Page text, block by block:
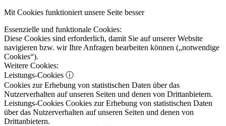
Mit Cookies funktioniert unsere Seite besser
Essenzielle und funktionale Cookies:
Diese Cookies sind erforderlich, damit Sie auf unserer Website
navigieren bzw. wir Ihre Anfragen bearbeiten können („notwendige
Cookies“).
Weitere Cookies:
Leistungs-Cookies ⓘ
Cookies zur Erhebung von statistischen Daten über das
Nutzerverhalten auf unseren Seiten und denen von Drittanbietern.
Leistungs-Cookies Cookies zur Erhebung von statistischen Daten
über das Nutzerverhalten auf unseren Seiten und denen von
Drittanbietern.